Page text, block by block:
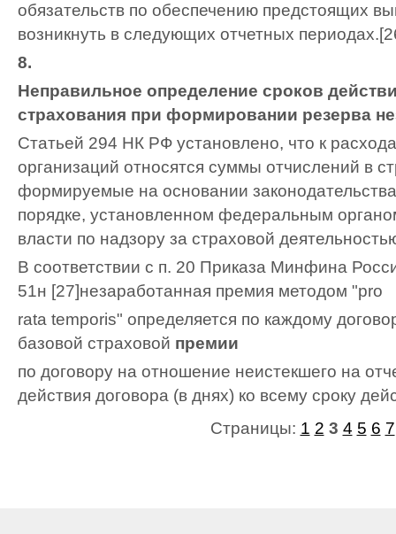
обязательств по обеспечению предстоящих
возникнуть в следующих отчетных
8.
Неправильное определение сроков
страхования при формировании резерва
Статьей 294 НК РФ установлено, что к
организаций относятся суммы отчислений в
формируемые на основании
порядке, установленном федеральным
власти по надзору за страховой
В соответствии с п. 20 Приказа Минфина
51н [27]незаработанная премия методом "pro
rata temporis" определяется по каждому
базовой страховой премии
по договору на отношение неистекшего на
действия договора (в днях) ко всему сроку
Страницы: 1 2 3 4 5 6 7